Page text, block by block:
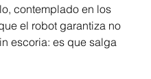
contemplado en los
el robot garantiza no
escoria: es que salga